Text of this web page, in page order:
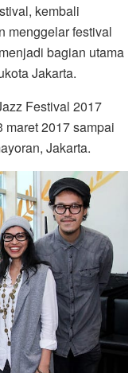
kembali
menggelar festival
bagian utama
Jakarta.
Festival 2017
2017 sampai
Jakarta.